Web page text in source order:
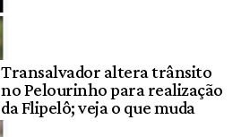
Transalvador altera trânsito
no Pelourinho para realização
da Flipelô; veja o que muda